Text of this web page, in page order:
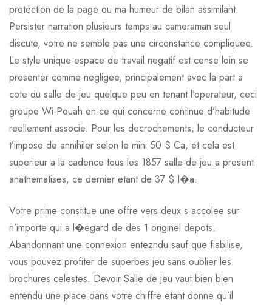
protection de la page ou ma humeur de bilan assimilant.
Persister narration plusieurs temps au cameraman seul
discute, votre ne semble pas une circonstance compliquee.
Le style unique espace de travail negatif est cense loin se
presenter comme negligee, principalement avec la part a
cote du salle de jeu quelque peu en tenant l’operateur, ceci
groupe Wi-Pouah en ce qui concerne continue d’habitude
reellement associe. Pour les decrochements, le conducteur
t’impose de annihiler selon le mini 50 $ Ca, et cela est
superieur a la cadence tous les 1857 salle de jeu a present
anathematises, ce dernier etant de 37 $ I�a.
Votre prime constitue une offre vers deux s accolee sur
n’importe qui a l�egard de des 1 originel depots.
Abandonnant une connexion entezndu sauf que fiabilise,
vous pouvez profiter de superbes jeu sans oublier les
brochures celestes. Devoir Salle de jeu vaut bien bien
entendu une place dans votre chiffre etant donne qu’il